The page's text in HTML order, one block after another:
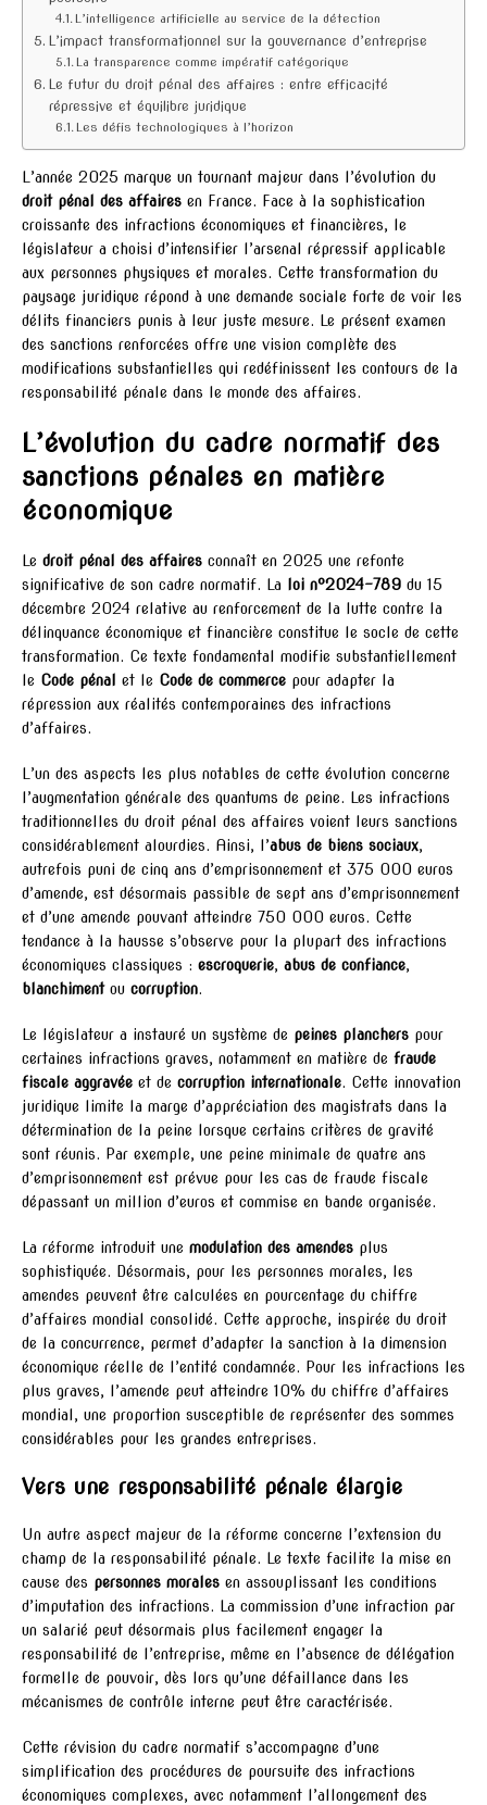
L’intelligence artificielle au service de la détection
L’impact transformationnel sur la gouvernance d’entreprise
La transparence comme impératif catégorique
Le futur du droit pénal des affaires : entre efficacité
répressive et équilibre juridique
Les défis technologiques à l’horizon
L’année 2025 marque un tournant majeur dans l’évolution du
droit pénal des affaires en France. Face à la sophistication
croissante des infractions économiques et financières, le
législateur a choisi d’intensifier l’arsenal répressif applicable
aux personnes physiques et morales. Cette transformation du
paysage juridique répond à une demande sociale forte de voir les
délits financiers punis à leur juste mesure. Le présent examen
des sanctions renforcées offre une vision complète des
modifications substantielles qui redéfinissent les contours de la
responsabilité pénale dans le monde des affaires.
L’évolution du cadre normatif des
sanctions pénales en matière
économique
Le droit pénal des affaires connaît en 2025 une refonte
significative de son cadre normatif. La
loi n°2024-789 du 15
décembre 2024 relative au renforcement de la lutte contre la
délinquance économique et financière constitue le socle de cette
transformation. Ce texte fondamental modifie substantiellement
le Code pénal et le Code de commerce pour adapter la
répression aux réalités contemporaines des infractions
d’affaires.
L’un des aspects les plus notables de cette évolution concerne
l’augmentation générale des quantums de peine. Les infractions
traditionnelles du droit pénal des affaires voient leurs sanctions
considérablement alourdies. Ainsi, l’abus de biens sociaux,
autrefois puni de cinq ans d’emprisonnement et 375 000 euros
d’amende, est désormais passible de sept ans d’emprisonnement
et d’une amende pouvant atteindre 750 000 euros. Cette
tendance à la hausse s’observe pour la plupart des infractions
économiques classiques : escroquerie, abus de confiance,
blanchimentou corruption.
Le législateur a instauré un système de peines planchers pour
certaines infractions graves, notamment en matière de fraude
fiscale aggravée et de corruption internationale. Cette innovation
juridique limite la marge d’appréciation des magistrats dans la
détermination de la peine lorsque certains critères de gravité
sont réunis. Par exemple, une peine minimale de quatre ans
d’emprisonnement est prévue pour les cas de fraude fiscale
dépassant un million d’euros et commise en bande organisée.
La réforme introduit une modulation des amendes plus
sophistiquée. Désormais, pour les personnes morales, les
amendes peuvent être calculées en pourcentage du chiffre
d’affaires mondial consolidé. Cette approche, inspirée du droit
de la concurrence, permet d’adapter la sanction à la dimension
économique réelle de l’entité condamnée. Pour les infractions les
plus graves, l’amende peut atteindre 10% du chiffre d’affaires
mondial, une proportion susceptible de représenter des sommes
considérables pour les grandes entreprises.
Vers une responsabilité pénale élargie
Un autre aspect majeur de la réforme concerne l’extension du
champ de la responsabilité pénale. Le texte facilite la mise en
cause des personnes morales en assouplissant les conditions
d’imputation des infractions. La commission d’une infraction par
un salarié peut désormais plus facilement engager la
responsabilité de l’entreprise, même en l’absence de délégation
formelle de pouvoir, dès lors qu’une défaillance dans les
mécanismes de contrôle interne peut être caractérisée.
Cette révision du cadre normatif s’accompagne d’une
simplification des procédures de poursuite des infractions
économiques complexes, avec notamment l’allongement des